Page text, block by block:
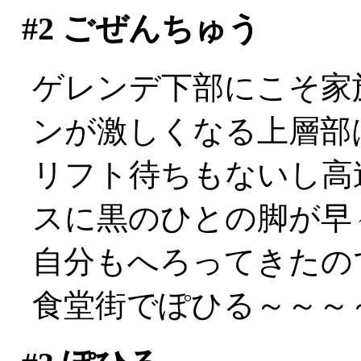
#2 ごぜんちゅう
ゲレンデ下部にこそ
ンが激しくなる上層
リフト待ちもないし
スに黒のひとの脚が
自分もへろってきた
食堂街でぽひる～～～